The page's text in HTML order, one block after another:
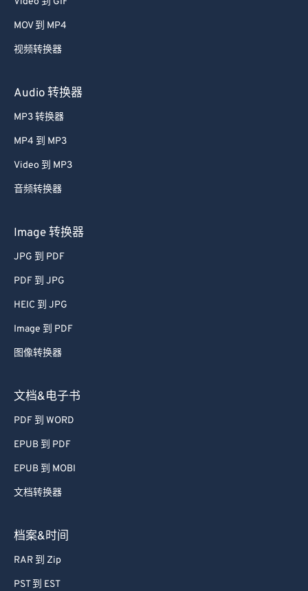
MOV 到 MP4
视频转换器
Audio 转换器
MP3 转换器
MP4 到 MP3
Video 到 MP3
音频转换器
Image 转换器
JPG 到 PDF
PDF 到 JPG
HEIC 到 JPG
Image 到 PDF
图像转换器
文档&电子书
PDF 到 WORD
EPUB 到 PDF
EPUB 到 MOBI
文档转换器
档案&时间
RAR 到 Zip
PST 到 EST